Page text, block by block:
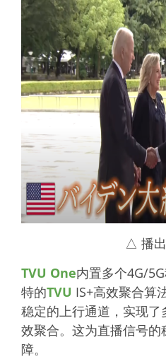
△ 播
TVU One内置多个4G/
特的TVU IS+高效聚合算
稳定的上行通道，实现
效聚合。这为直播信号
障。